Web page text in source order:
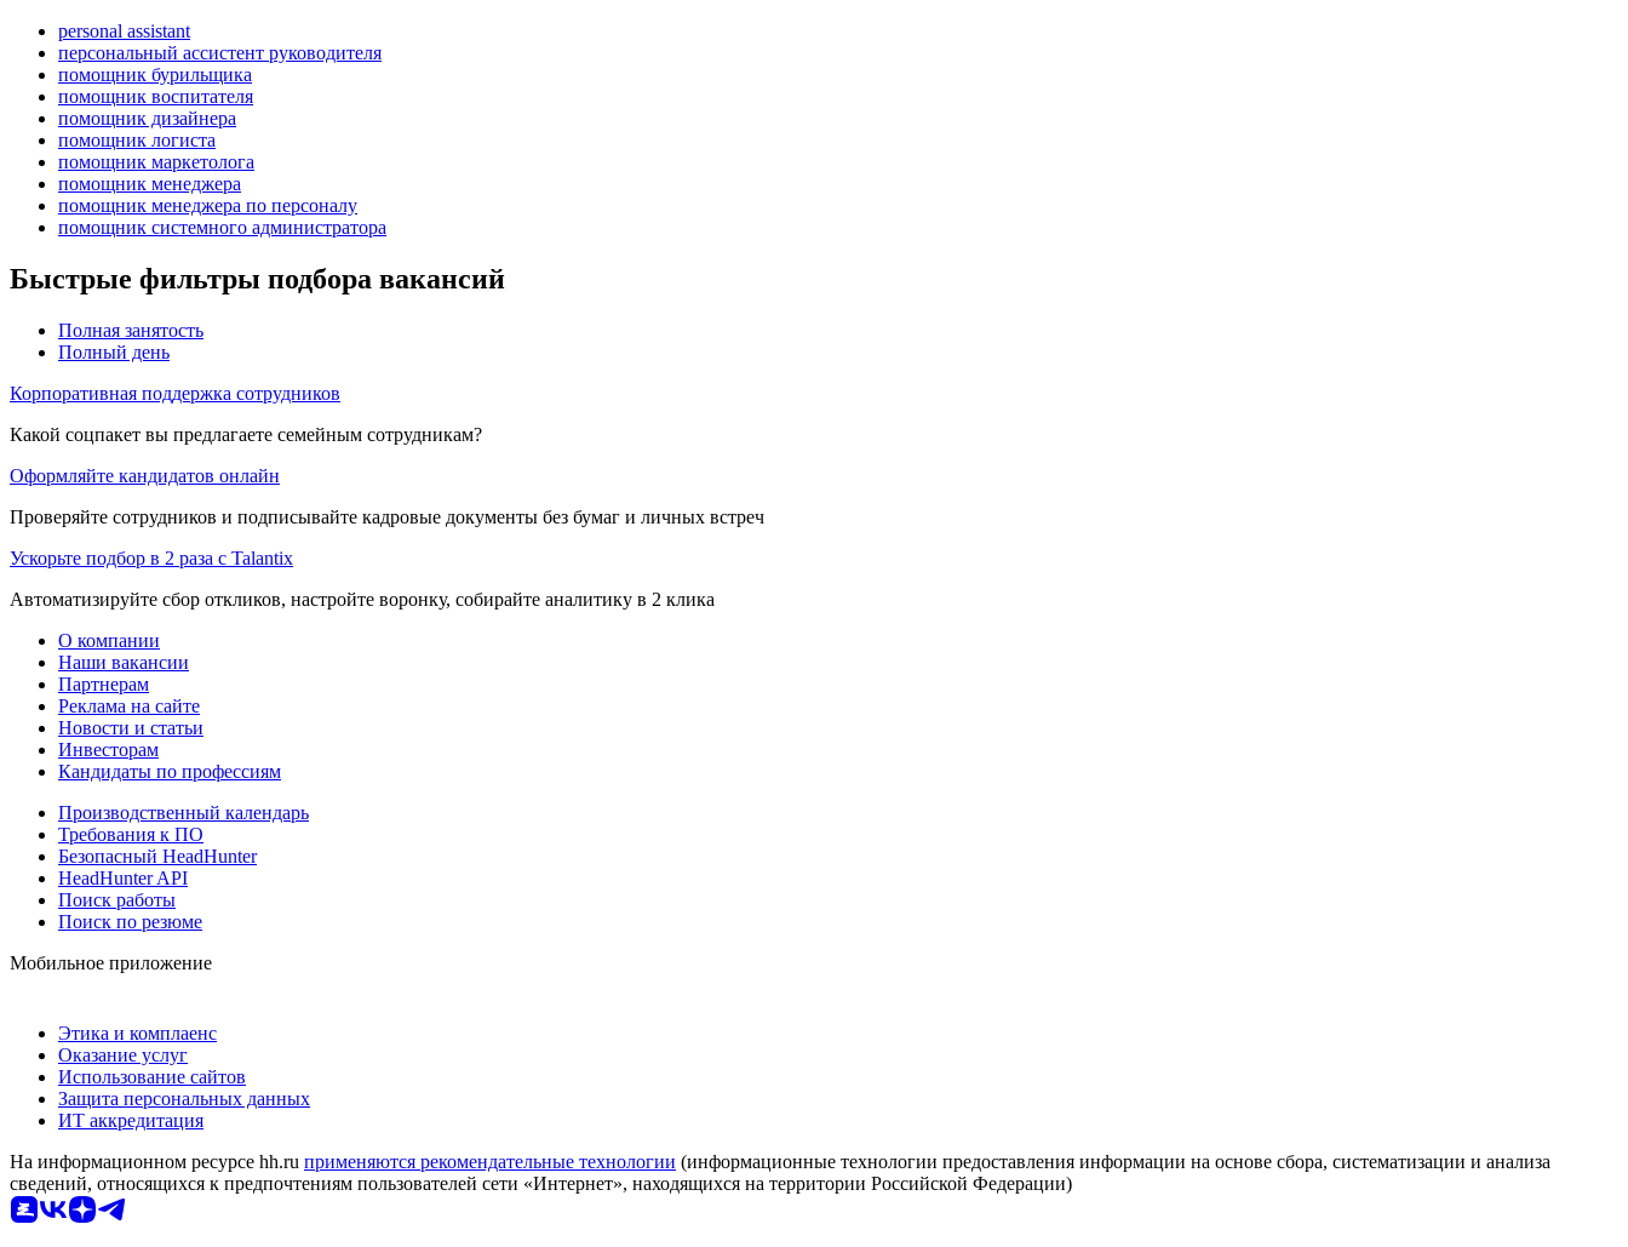
personal assistant
персональный ассистент руководителя
помощник бурильщика
помощник воспитателя
помощник дизайнера
помощник логиста
помощник маркетолога
помощник менеджера
помощник менеджера по персоналу
помощник системного администратора
Быстрые фильтры подбора вакансий
Полная занятость
Полный день
Корпоративная поддержка сотрудников
Какой соцпакет вы предлагаете семейным сотрудникам?
Оформляйте кандидатов онлайн
Проверяйте сотрудников и подписывайте кадровые документы без бумаг и личных встреч
Ускорьте подбор в 2 раза с Talantix
Автоматизируйте сбор откликов, настройте воронку, собирайте аналитику в 2 клика
О компании
Наши вакансии
Партнерам
Реклама на сайте
Новости и статьи
Инвесторам
Кандидаты по профессиям
Производственный календарь
Требования к ПО
Безопасный HeadHunter
HeadHunter API
Поиск работы
Поиск по резюме
Мобильное приложение
Этика и комплаенс
Оказание услуг
Использование сайтов
Защита персональных данных
ИТ аккредитация
На информационном ресурсе hh.ru применяются рекомендательные технологии (информационные технологии предоставления информации на основе сбора, систематизации и анализа
сведений, относящихся к предпочтениям пользователей сети «Интернет», находящихся на территории Российской Федерации)